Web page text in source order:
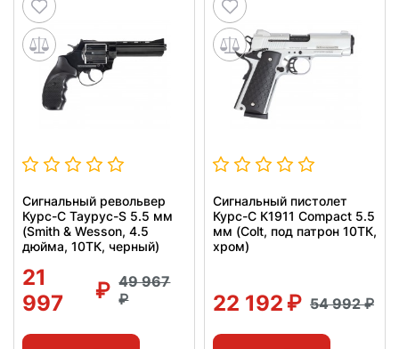
Сигнальный револьвер
Курс-С Таурус-S 5.5 мм
(Smith & Wesson, 4.5
дюйма, 10ТК, черный)
21
997
49 967
Сигнальный пистолет
Курс-С К1911 Compact 5.5
мм (Colt, под патрон 10ТК,
хром)
22 192 54 992